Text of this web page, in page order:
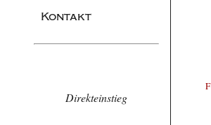
Kontakt
Direkteinstieg